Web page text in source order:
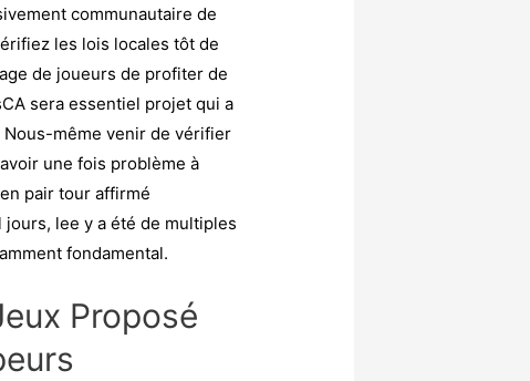
communautaire de
les lois locales tôt de
de joueurs de profiter de
sera essentiel projet qui a
Nous-même venir de vérifier
une fois problème à
pair tour affirmé
lee y a été de multiples
fondamental.
Proposé